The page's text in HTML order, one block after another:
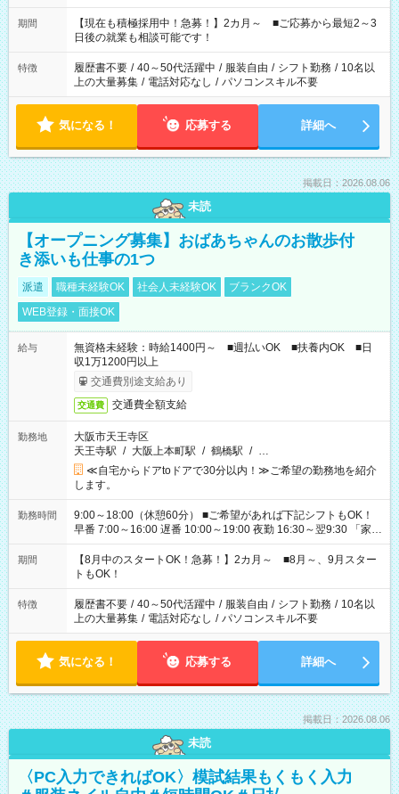
い」 「余裕を持って夕飯の準備がしたい」 「できれば残業はし
たくない」 など、ご希望を教えてくださいね。 ※Wワーク希望
の方へ 今ご覧のお仕事で希望する勤務時間と、もう1つのお仕事
の勤務時間。 合計で週40時間を超える場合は応募できません。
期間
【現在も積極採用中！急募！】2カ月～ ■ご応募から最短2～3
日後の就業も相談可能です！
特徴 履歴書不要 / 40～50代活躍中 / 服装自由 / シフト勤務 / 10名以
上の大量募集 / 電話対応なし / パソコンスキル不要
気になる！ 応募する 詳細へ
掲載日：2026.08.06
未読
【オープニング募集】おばあちゃんのお散歩付
き添いも仕事の1つ
派遣 職種未経験OK 社会人未経験OK
ブランクOK
WEB登録・面接OK
給与
無資格未経験：時給1400円～ ■週払いOK ■扶養内OK ■日
収1万1200円以上
交通費別途支給あり
交通費 交通費全額支給
勤務地
大阪市天王寺区
天王寺駅 / 大阪上本町駅 / 鶴橋駅 / …
≪自宅からドアtoドアで30分以内！≫ご希望の勤務地を紹介
します。
勤務時間
9:00～18:00（休憩60分） ■ご希望があれば下記シフトもOK！
早番 7:00～16:00 遅番 10:00～19:00 夜勤 16:30～翌9:30 「家族
と休みを合わせたい」 「余裕を持って夕飯の準備がしたい」
「できれば残業はしたくない」 など、ご希望を教えてください
ね。 ※Wワーク希望の方へ 今ご覧のお仕事で希望する勤務時間
と、もう1つのお仕事の勤務時間。 合計で週40時間を超える場
合は応募できません。
期間
【8月中のスタートOK！急募！】2カ月～ ■8月～、9月スター
トもOK！
特徴 履歴書不要 / 40～50代活躍中 / 服装自由 / シフト勤務 / 10名以
上の大量募集 / 電話対応なし / パソコンスキル不要
気になる！ 応募する 詳細へ
掲載日：2026.08.06
未読
〈PC入力できればOK〉模試結果もくもく入力